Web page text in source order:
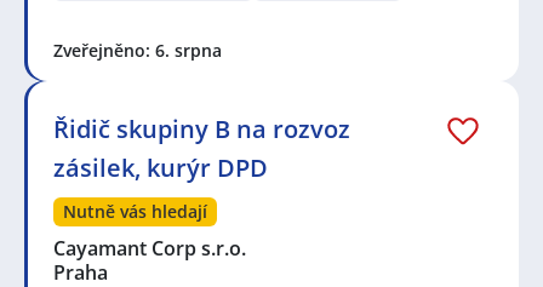
Zveřejněno: 6. srpna
Řidič skupiny B na rozvoz
zásilek, kurýr DPD
Nutně vás hledají
Cayamant Corp s.r.o.
Praha